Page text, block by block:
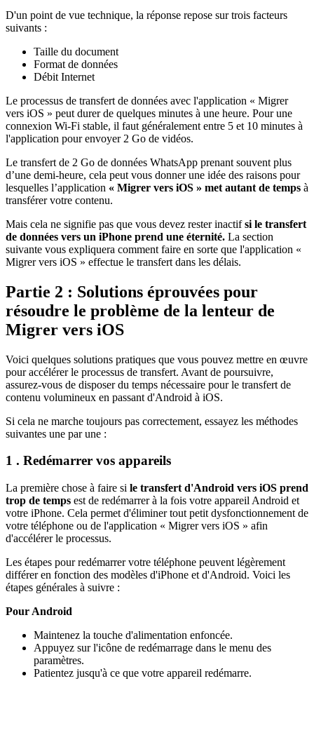
D'un point de vue technique, la réponse repose sur trois facteurs
suivants :
Taille du document
Format de données
Débit Internet
Le processus de transfert de données avec l'application « Migrer
vers iOS » peut durer de quelques minutes à une heure. Pour une
connexion Wi-Fi stable, il faut généralement entre 5 et 10 minutes à
l'application pour envoyer 2 Go de vidéos.
Le transfert de 2 Go de données WhatsApp prenant souvent plus
d’une demi-heure, cela peut vous donner une idée des raisons pour
lesquelles l’application « Migrer vers iOS » met autant de temps à
transférer votre contenu.
Mais cela ne signifie pas que vous devez rester inactifsi le transfert
de données vers un iPhone prend une éternité. La section
suivante vous expliquera comment faire en sorte que l'application «
Migrer vers iOS » effectue le transfert dans les délais.
Partie 2 : Solutions éprouvées pour
résoudre le problème de la lenteur de
Migrer vers iOS
Voici quelques solutions pratiques que vous pouvez mettre en œuvre
pour accélérer le processus de transfert. Avant de poursuivre,
assurez-vous de disposer du temps nécessaire pour le transfert de
contenu volumineux en passant d'Android à iOS.
Si cela ne marche toujours pas correctement, essayez les méthodes
suivantes une par une :
1 . Redémarrer vos appareils
La première chose à faire si le transfert d'Android vers iOS prend
trop de temps est de redémarrer à la fois votre appareil Android et
votre iPhone. Cela permet d'éliminer tout petit dysfonctionnement de
votre téléphone ou de l'application « Migrer vers iOS » afin
d'accélérer le processus.
Les étapes pour redémarrer votre téléphone peuvent légèrement
différer en fonction des modèles d'iPhone et d'Android. Voici les
étapes générales à suivre :
Pour Android
Maintenez la touche d'alimentation enfoncée.
Appuyez sur l'icône de redémarrage dans le menu des
paramètres.
Patientez jusqu'à ce que votre appareil redémarre.